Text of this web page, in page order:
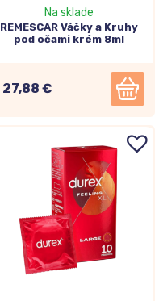
Na sklade
REMESCAR Váčky a Kruhy
pod očami krém 8ml
27,88 €